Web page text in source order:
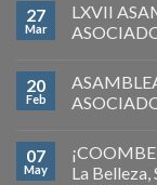
27
Mar
LXVII
20
Feb
07
May
La Belleza,